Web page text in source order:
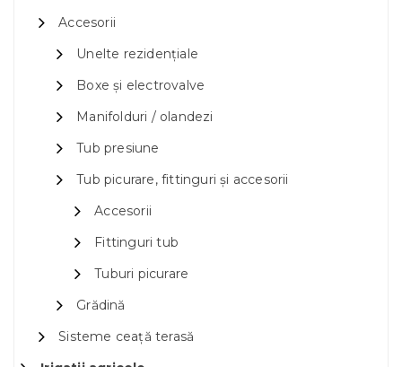
Accesorii
Unelte rezidențiale
Boxe și electrovalve
Manifolduri / olandezi
Tub presiune
Tub picurare, fittinguri și accesorii
Accesorii
Fittinguri tub
Tuburi picurare
Grădină
Sisteme ceață terasă